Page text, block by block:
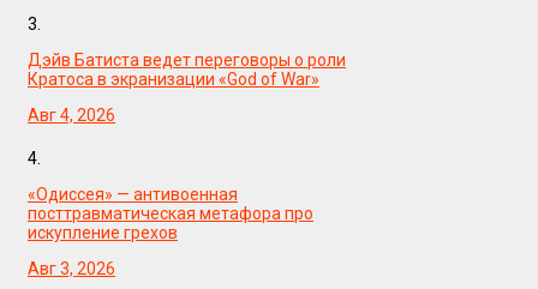
3.
Дэйв Батиста ведет переговоры о роли
Кратоса в экранизации «God of War»
Авг 4, 2026
4.
«Одиссея» — антивоенная
посттравматическая метафора про
искупление грехов
Авг 3, 2026